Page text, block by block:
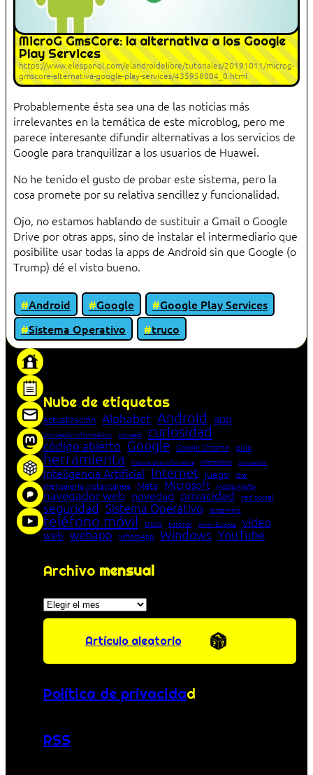
MicroG GmsCore: la alternativa a los Google
Play Services
https://www.elespanol.com/elandroidelibre/tutoriales/20191011/microg-
gmscore-alternativa-google-play-services/435958004_0.html
Probablemente ésta sea una de las noticias más
irrelevantes en la temática de este microblog, pero me
parece interesante difundir alternativas a los servicios de
Google para tranquilizar a los usuarios de Huawei.
No he tenido el gusto de probar este sistema, pero la
cosa promete por su relativa sencillez y funcionalidad.
Ojo, no estamos hablando de sustituir a Gmail o Google
Drive por otras apps, sino de instalar el intermediario que
posibilite usar todas la apps de Android sin que Google (o
Trump) dé el visto bueno.
Android Google
Google Play Services
Sistema Operativo
truco
Nube de etiquetas
actualización Alphabet Android app
concepto informático consejo curiosidad
código abierto Google Google Chrome guía
herramienta historia de la Informática Informática innovación
Inteligencia Artificial Internet juego lista
mensajería instantánea Meta Microsoft Mozilla Firefox
navegador web novedad privacidad red social
seguridad Sistema Operativo streaming
teléfono móvil truco tutorial Unión Europea vídeo
web webapp WhatsApp Windows YouTube
Archivo mensual
Archivos
Artículo aleatorio
Política de privacidad
RSS